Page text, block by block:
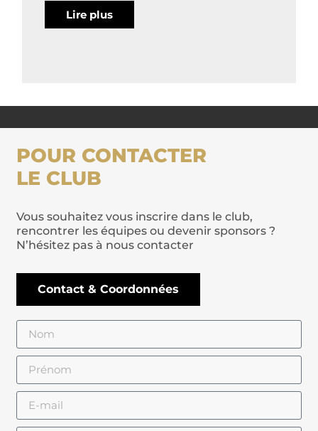
Lire plus
POUR CONTACTER
LE CLUB
Vous souhaitez vous inscrire dans le club,
rencontrer les équipes ou devenir sponsors ?
N’hésitez pas à nous contacter
Contact & Coordonnées